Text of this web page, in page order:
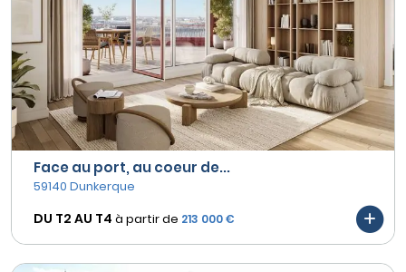
Face au port, au coeur de...
59140 Dunkerque
DU T2 AU T4 à partir de 213 000 €